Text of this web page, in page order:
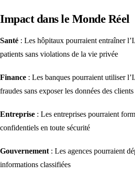
Impact dans le Monde Réel
Santé : Les hôpitaux pourraient entraîner
patients sans violations de la vie privée
Finance : Les banques pourraient utiliser
fraudes sans exposer les données des clients
Entreprise : Les entreprises pourraient
confidentiels en toute sécurité
Gouvernement : Les agences pourraient
informations classifiées